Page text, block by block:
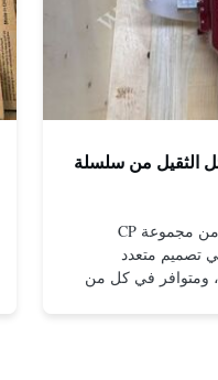
الثقيل من سلسلة
أجهزة التشغيل الهوائية من مجموعة CP
تصميم متعدد
، ومتوافر في كل من